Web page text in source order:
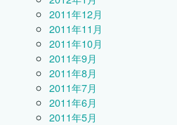
2011年12月
2011年11月
2011年10月
2011年9月
2011年8月
2011年7月
2011年6月
2011年5月